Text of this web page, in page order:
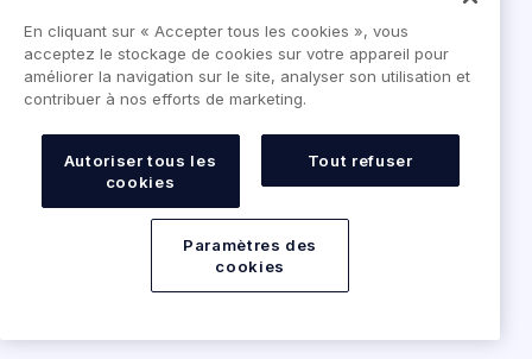
En cliquant sur « Accepter tous les cookies », vous
acceptez le stockage de cookies sur votre appareil pour
améliorer la navigation sur le site, analyser son utilisation et
contribuer à nos efforts de marketing.
Autoriser tous les
cookies
Tout refuser
Paramètres des
cookies